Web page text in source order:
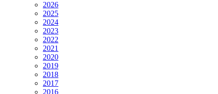
2026
2025
2024
2023
2022
2021
2020
2019
2018
2017
2016